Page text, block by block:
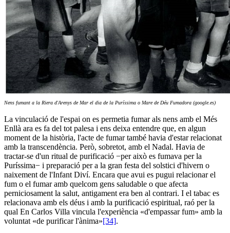
Nens fumant a la Riera d'Arenys de Mar el dia de la Puríssima o Mare de Déu Fumadora (google.es)
La vinculació de l'espai on es permetia fumar als nens amb el Més
Enllà ara es fa del tot palesa i ens deixa entendre que, en algun
moment de la història, l'acte de fumar també havia d'estar relacionat
amb la transcendència. Però, sobretot, amb el Nadal. Havia de
tractar-se d'un ritual de purificació −per això es fumava per la
Puríssima− i preparació per a la gran festa del solstici d'hivern o
naixement de l'Infant Diví. Encara que avui es pugui relacionar el
fum o el fumar amb quelcom gens saludable o que afecta
perniciosament la salut, antigament era ben al contrari. I el tabac es
relacionava amb els déus i amb la purificació espiritual, raó per la
qual En Carlos Villa vincula l'experiència «d'empassar fum» amb la
voluntat «de purificar l'ànima»[34].